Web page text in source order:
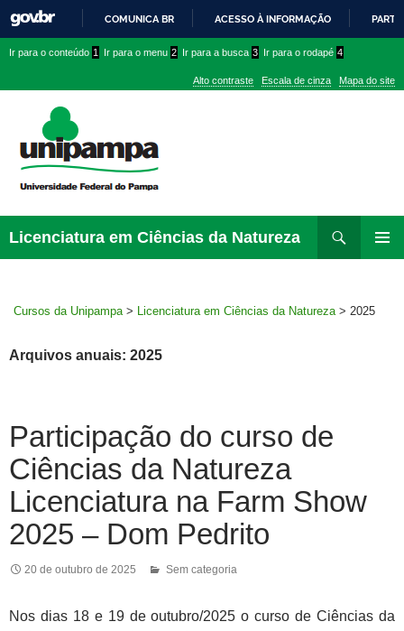
PARA
CONTEÚDO
COMUNICA BR ACESSO À INFORMAÇÃO
conteúdo
menu
superior
menu
Ir para o conteúdo 1 Ir para o menu 2 Ir para a busca 3 Ir para o rodapé 4
Alto contraste Escala de cinza Mapa do site
Licenciatura em Ciências da Natureza
para
Cursos da Unipampa > Licenciatura em Ciências da Natureza > 2025
Arquivos anuais: 2025
Participação do curso de
Ciências da Natureza
Licenciatura na Farm Show
2025 – Dom Pedrito
20 de outubro de 2025 Sem categoria
Nos dias 18 e 19 de outubro/2025 o curso de Ciências da